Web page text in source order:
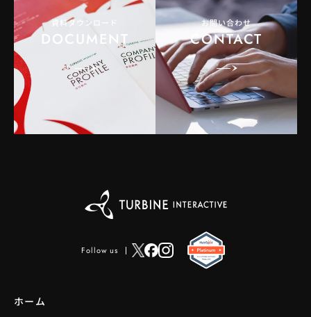
資料ダウンロード
DOCUMENT
お問い合わせ
CONTACT
Follow us
ホーム